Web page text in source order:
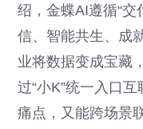
绍，金蝶AI遵循“
信、智能共生、成
业将数据变成宝藏
过“小K”统一入口
痛点，又能跨场景